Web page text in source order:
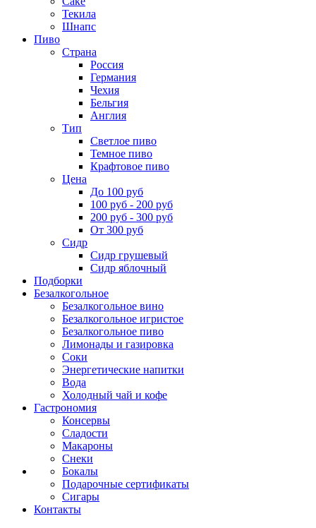
Текила
Шнапс
Пиво
Страна
Россия
Германия
Чехия
Бельгия
Англия
Тип
Светлое пиво
Темное пиво
Крафтовое пиво
Цена
До 100 руб
100 руб - 200 руб
200 руб - 300 руб
От 300 руб
Сидр
Сидр грушевый
Сидр яблочный
Подборки
Безалкогольное
Безалкогольное вино
Безалкогольное игристое
Безалкогольное пиво
Лимонады и газировка
Соки
Энергетические напитки
Вода
Холодный чай и кофе
Гастрономия
Консервы
Сладости
Макароны
Снеки
Бокалы
Подарочные сертификаты
Сигары
Контакты